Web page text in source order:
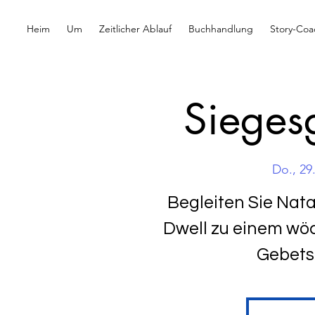
Heim Um Zeitlicher Ablauf Buchhandlung Story-
Do.,
Begleiten Sie
Dwell zu einem